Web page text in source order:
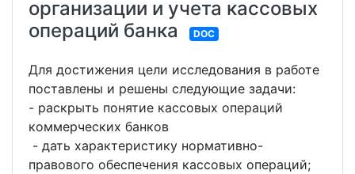
организации и учета кассовых
операций банка
DOC
Для достижения цели исследования в работе
поставлены и решены следующие задачи:
- раскрыть понятие кассовых операций
коммерческих банков
- дать характеристику нормативно-
правового обеспечения кассовых операций;